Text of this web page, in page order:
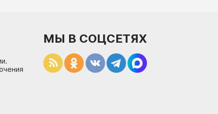
МЫ В СОЦСЕТЯХ